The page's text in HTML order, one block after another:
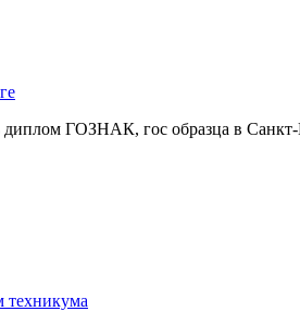
ГОЗНАК, гос образца в Санкт-
техникума